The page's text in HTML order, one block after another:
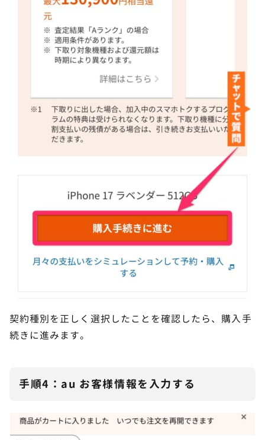
契約種別を正しく選択したことを確認したら、購入手
続きに進みます。
手順4：au お客様情報を入力する